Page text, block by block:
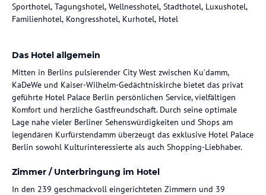
Sporthotel, Tagungshotel, Wellnesshotel, Stadthotel, Luxushotel,
Familienhotel, Kongresshotel, Kurhotel, Hotel
Das Hotel allgemein
Mitten in Berlins pulsierender City West zwischen Ku’damm,
KaDeWe und Kaiser-Wilhelm-Gedächtniskirche bietet das privat
geführte Hotel Palace Berlin persönlichen Service, vielfältigen
Komfort und herzliche Gastfreundschaft. Durch seine optimale
Lage nahe vieler Berliner Sehenswürdigkeiten und Shops am
legendären Kurfürstendamm überzeugt das exklusive Hotel Palace
Berlin sowohl Kulturinteressierte als auch Shopping-Liebhaber.
Zimmer / Unterbringung im Hotel
In den 239 geschmackvoll eingerichteten Zimmern und 39